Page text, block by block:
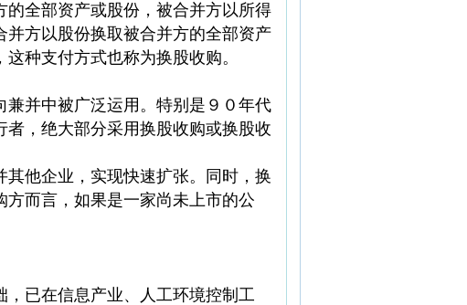
全部资产或股份，被合并方以所得
方以股份换取被合并方的全部资产
种支付方式也称为换股收购。
并中被广泛运用。特别是９０年代
，绝大部分采用换股收购或换股收
他企业，实现快速扩张。同时，换
而言，如果是一家尚未上市的公
已在信息产业、人工环境控制工